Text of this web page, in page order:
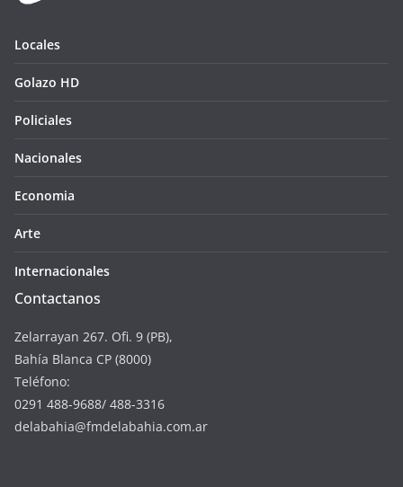
Locales
Golazo HD
Policiales
Nacionales
Economia
Arte
Internacionales
Contactanos
Zelarrayan 267. Ofi. 9 (PB),
Bahía Blanca CP (8000)
Teléfono:
0291 488-9688/ 488-3316
delabahia@fmdelabahia.com.ar